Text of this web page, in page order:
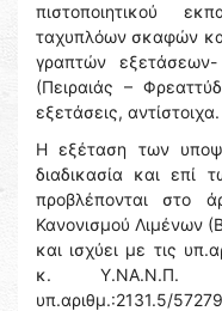
πιστοποιητικού
ταχυπλόων σκαφών
γραπτών
(Πειραιάς –
εξετάσεις, αντίστοιχα.
Η εξέταση των
διαδικασία και επί
προβλέπονται στο
Κανονισμού Λιμένων
και ισχύει με τις
κ. Υ.ΝΑ.Ν.Π.
υπ.αριθμ.:2131.5/